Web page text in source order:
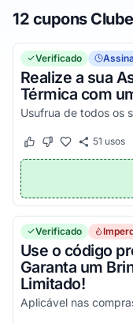
que estão
artesanal, algo que
12 cupons
Verificado
Realize a sua
Térmica com
Este cupom funcionou
Este cupom não
51 usos
Verificado
Use o código
Garanta um
Limitado!